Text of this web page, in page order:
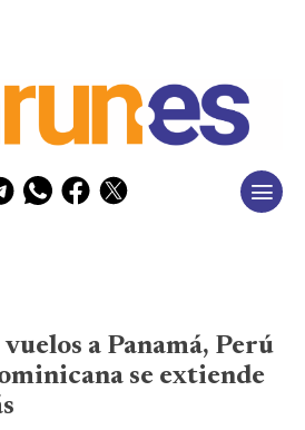
a Panamá, Perú
se extiende